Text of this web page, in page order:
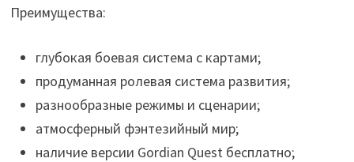
Преимущества:
глубокая боевая система с картами;
продуманная ролевая система развития;
разнообразные режимы и сценарии;
атмосферный фэнтезийный мир;
наличие версии Gordian Quest бесплатно;